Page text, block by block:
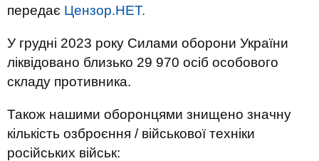
передає Цензор.НЕТ.
У грудні 2023 року Силами оборони України
ліквідовано близько 29 970 осіб особового
складу противника.
Також нашими оборонцями знищено значну
кількість озброєння / військової техніки
російських військ: